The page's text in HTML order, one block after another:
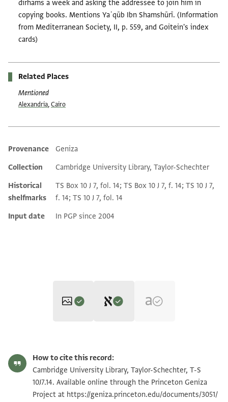
dirhams a week and asking the addressee to join him in
copying books. Mentions Yaʿqūb Ibn Shamshūrī. (Information
from Mediterranean Society, II, p. 559, and Goitein's index
cards)
Related Places
Mentioned
Alexandria,Cairo
Additional metadata
Provenance
Geniza
Collection
Cambridge University Library, Taylor-Schechter
Historical
shelfmarks
TS Box 10 J 7, fol. 14; TS Box 10 J 7, f. 14; TS 10 J 7,
f. 14; TS 10 J 7, fol. 14
Input date
In PGP since 2004
S. D. Goitein's unpublished edition (1950–85).
Recto
אעלם ולדי אלעזיז עלי אן וצל [
אלחאשר יום אלכמיס מא . . אלדי [
T-S 10J7.14 1v Zoom and Rotate
Verso
. . ] וקע [
Image Permissions Statement
How to cite this record:
Cambridge University Library, Taylor-Schechter, T-S
10J7.14. Available online through the Princeton Geniza
Project at https://geniza.princeton.edu/documents/3051/